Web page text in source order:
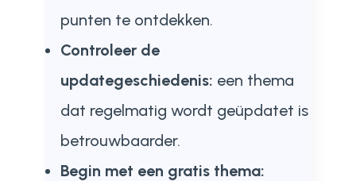
punten te ontdekken.
Controleer de
updategeschiedenis: een thema
dat regelmatig wordt geüpdatet is
betrouwbaarder.
Begin met een gratis thema: